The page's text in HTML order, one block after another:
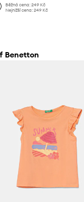
Běžná cena: 249 Kč
Nejnižší cena: 249 Kč
Benetton